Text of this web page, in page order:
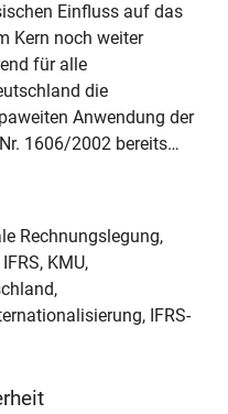
Einfluss auf das
Kern noch weiter
für alle
die
Anwendung der
1606/2002 bereits…
Rechnungslegung,
KMU,
IFRS-